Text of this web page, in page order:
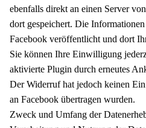
ebenfalls direkt an einen Server
dort gespeichert. Die
Facebook veröffentlicht und dort
Sie können Ihre Einwilligung
aktivierte Plugin durch erneutes
Der Widerruf hat jedoch keinen
an Facebook übertragen wurden.
Zweck und Umfang der